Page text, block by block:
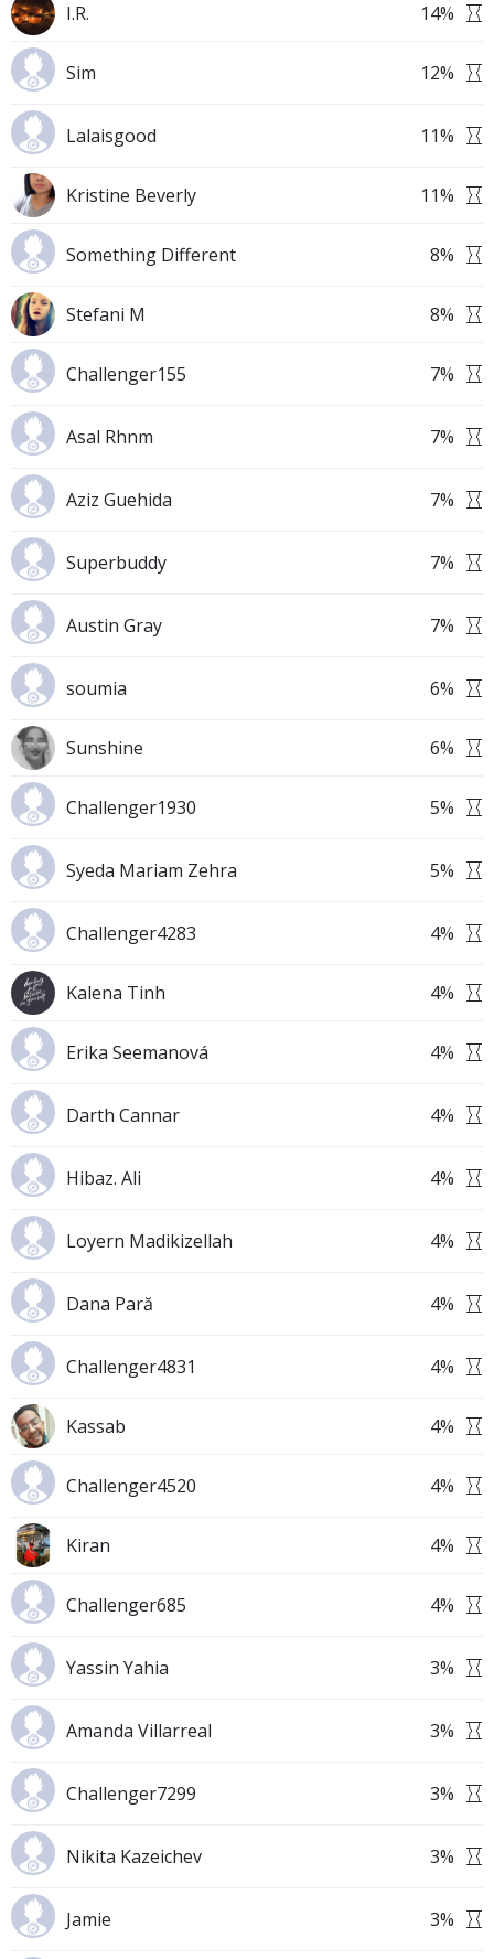
I.R. 14%
Sim 12%
Lalaisgood 11%
Kristine Beverly 11%
Something Different 8%
Stefani M 8%
Challenger155 7%
Asal Rhnm 7%
Aziz Guehida 7%
Superbuddy 7%
Austin Gray 7%
soumia 6%
Sunshine 6%
Challenger1930 5%
Syeda Mariam Zehra 5%
Challenger4283 4%
Kalena Tinh 4%
Erika Seemanová 4%
Darth Cannar 4%
Hibaz. Ali 4%
Loyern Madikizellah 4%
Dana Pară 4%
Challenger4831 4%
Kassab 4%
Challenger4520 4%
Kiran 4%
Challenger685 4%
Yassin Yahia 3%
Amanda Villarreal 3%
Challenger7299 3%
Nikita Kazeichev 3%
Jamie 3%